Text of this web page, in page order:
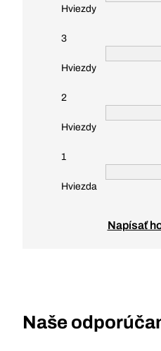
Hviezdy
3
Hviezdy
2
Hviezdy
1
Hviezda
Napísať
Naše